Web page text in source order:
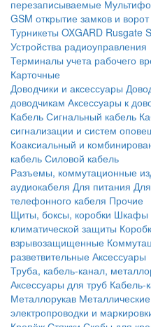
перезаписываемые
GSM открытие замков и ворот
Турникеты OXGARD Rusgate
Устройства радиоуправления
Терминалы учета рабочего
Карточные
Доводчики и аксессуары
доводчикам Аксессуары к
Кабель Сигнальный кабель
сигнализации и систем
Коаксиальный и
кабель Силовой кабель
Разъемы, коммутационные
аудиокабеля Для питания
телефонного кабеля Прочие
Щиты, боксы, коробки Шкафы
климатической защиты
взрывозащищенные
разветвительные Аксессуары
Труба, кабель-канал,
Аксессуары для труб Кабель-
Металлорукав
электропроводки и